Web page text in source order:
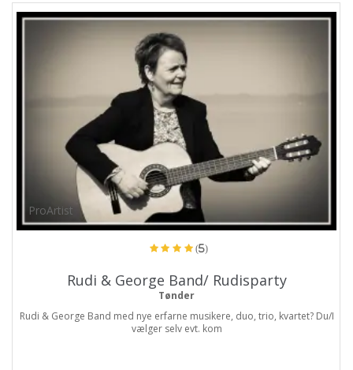
ProArtist
(5)
Rudi & George Band/ Rudisparty
Tønder
Rudi & George Band med nye erfarne musikere, duo, trio, kvartet? Du/I
vælger selv evt. kom